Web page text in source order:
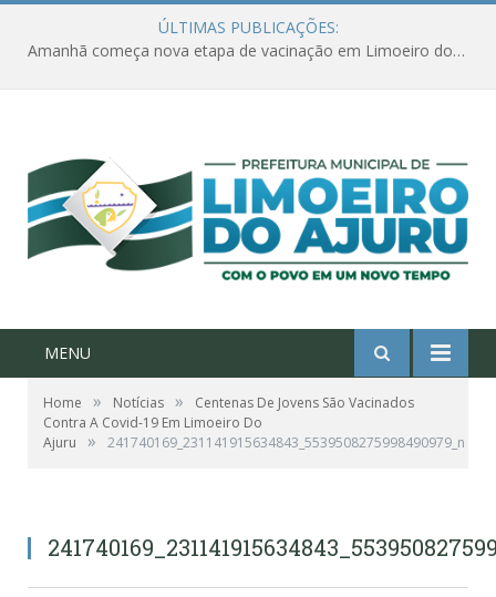
ÚLTIMAS PUBLICAÇÕES:
Amanhã começa nova etapa de vacinação em Limoeiro do Ajuru para idosos com 65 ou mais
MENU
Home » Notícias »
Centenas De Jovens São Vacinados
Contra A Covid-19 Em Limoeiro Do
Ajuru
» 241740169_231141915634843_5539508275998490979_n